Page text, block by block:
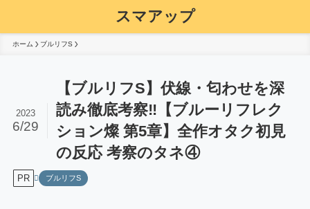
スマアップ
ホーム ブルリフS
【ブルリフS】伏線・匂わせを深
読み徹底考察‼️【ブルーリフレク
ション燦 第5章】全作オタク初見
の反応 考察のタネ④
2023
6/29
PR ブルリフS